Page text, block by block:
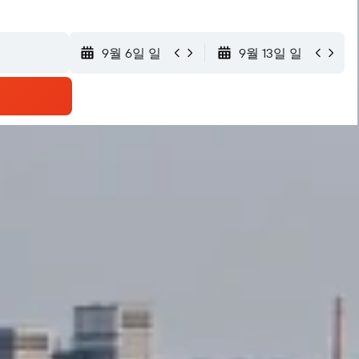
9월 6일 일 9월 13일 일